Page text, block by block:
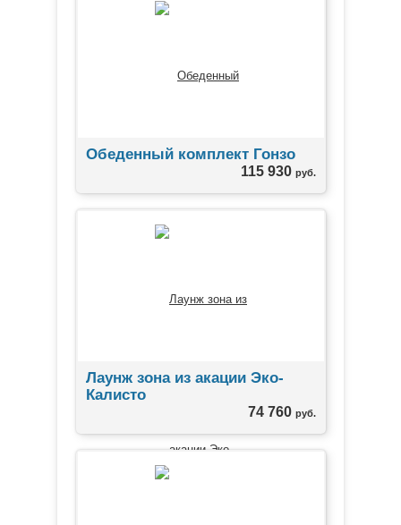
Обеденный комплект Гонзо
115 930 руб.
Лаунж зона из акации Эко-
Калисто
74 760 руб.